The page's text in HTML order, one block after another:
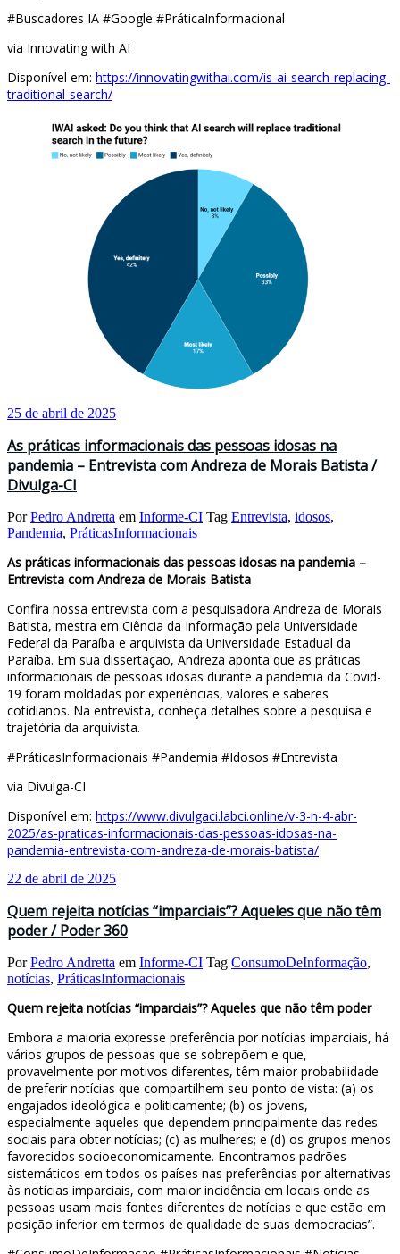
#Buscadores IA #Google #PráticaInformacional
via Innovating with AI
Disponível em: https://innovatingwithai.com/is-ai-search-replacing-
traditional-search/
25 de abril de 2025
As práticas informacionais das pessoas idosas na
pandemia – Entrevista com Andreza de Morais Batista /
Divulga-CI
PorPedro Andretta em Informe-CI Tag Entrevista, idosos,
Pandemia, PráticasInformacionais
As práticas informacionais das pessoas idosas na pandemia –
Entrevista com Andreza de Morais Batista
Confira nossa entrevista com a pesquisadora Andreza de Morais
Batista, mestra em Ciência da Informação pela Universidade
Federal da Paraíba e arquivista da Universidade Estadual da
Paraíba. Em sua dissertação, Andreza aponta que as práticas
informacionais de pessoas idosas durante a pandemia da Covid-
19 foram moldadas por experiências, valores e saberes
cotidianos. Na entrevista, conheça detalhes sobre a pesquisa e
trajetória da arquivista.
#PráticasInformacionais #Pandemia #Idosos #Entrevista
via Divulga-CI
Disponível em: https://www.divulgaci.labci.online/v-3-n-4-abr-
2025/as-praticas-informacionais-das-pessoas-idosas-na-
pandemia-entrevista-com-andreza-de-morais-batista/
22 de abril de 2025
Quem rejeita notícias “imparciais”? Aqueles que não têm
poder / Poder 360
PorPedro Andretta em Informe-CI Tag ConsumoDeInformação,
notícias, PráticasInformacionais
Quem rejeita notícias “imparciais”? Aqueles que não têm poder
Embora a maioria expresse preferência por notícias imparciais, há
vários grupos de pessoas que se sobrepõem e que,
provavelmente por motivos diferentes, têm maior probabilidade
de preferir notícias que compartilhem seu ponto de vista: (a) os
engajados ideológica e politicamente; (b) os jovens,
especialmente aqueles que dependem principalmente das redes
sociais para obter notícias; (c) as mulheres; e (d) os grupos menos
favorecidos socioeconomicamente. Encontramos padrões
sistemáticos em todos os países nas preferências por alternativas
às notícias imparciais, com maior incidência em locais onde as
pessoas usam mais fontes diferentes de notícias e que estão em
posição inferior em termos de qualidade de suas democracias”.